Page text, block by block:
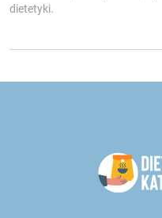
dietetyki.